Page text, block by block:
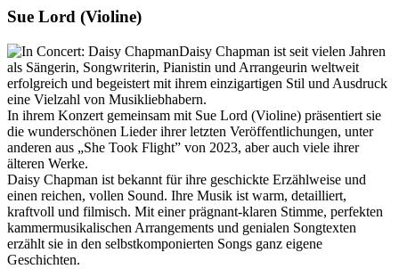
Sue Lord (Violine)
Daisy Chapman ist seit vielen Jahren
als Sängerin, Songwriterin, Pianistin und Arrangeurin weltweit
erfolgreich und begeistert mit ihrem einzigartigen Stil und Ausdruck
eine Vielzahl von Musikliebhabern.
In ihrem Konzert gemeinsam mit Sue Lord (Violine) präsentiert sie
die wunderschönen Lieder ihrer letzten Veröffentlichungen, unter
anderen aus „She Took Flight” von 2023, aber auch viele ihrer
älteren Werke.
Daisy Chapman ist bekannt für ihre geschickte Erzählweise und
einen reichen, vollen Sound. Ihre Musik ist warm, detailliert,
kraftvoll und filmisch. Mit einer prägnant-klaren Stimme, perfekten
kammermusikalischen Arrangements und genialen Songtexten
erzählt sie in den selbstkomponierten Songs ganz eigene
Geschichten.